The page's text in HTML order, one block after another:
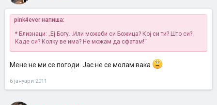
pink4ever напиша:
* Близнаци: „Еј Богу…Или можеби си Божица? Кој си ти? Што си?
Каде си? Колку ве има? Не можам да сфатам!“
Мене не ми се погоди. Јас не се молам вака
6 јануари 2011